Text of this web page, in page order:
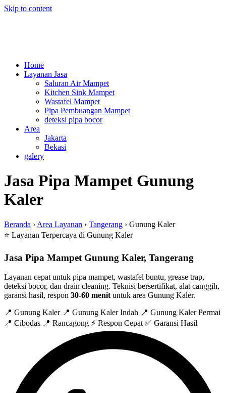
Skip to content
Home
Layanan Jasa
Saluran Air Mampet
Kitchen Sink Mampet
Wastafel Mampet
Pipa Pembuangan Mampet
deteksi pipa bocor
Area
Jakarta
Bekasi
galery
Jasa Pipa Mampet Gunung
Kaler
Beranda › Area Layanan › Tangerang › Gunung Kaler
⭐ Layanan Terpercaya di Gunung Kaler
Jasa Pipa Mampet Gunung Kaler, Tangerang
Layanan cepat untuk pipa mampet, wastafel buntu, grease trap,
deteksi bocor, dan drain cleaning. Teknisi bersertifikat, alat canggih,
garansi hasil, respon 30-60 menit untuk area Gunung Kaler.
📍 Gunung Kaler 📍 Gunung Kaler Indah 📍 Gunung Kaler Permai
📍 Cibodas 📍 Rancagong ⚡ Respon Cepat ✅ Garansi Hasil